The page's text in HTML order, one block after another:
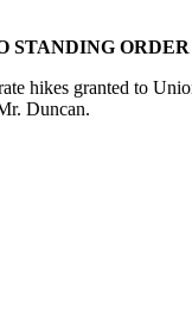
STANDING ORDER
hikes granted to
Duncan.